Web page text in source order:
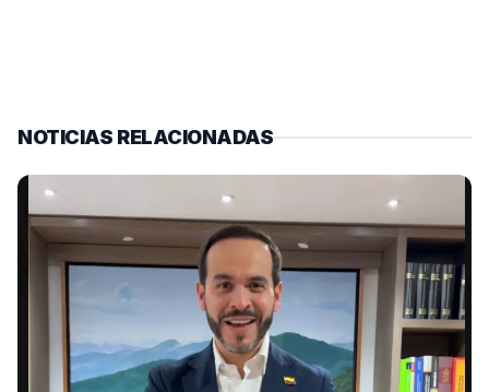
NOTICIAS RELACIONADAS